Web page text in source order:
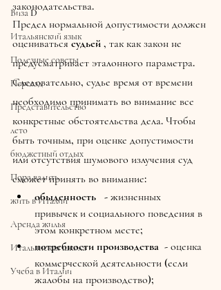
Виза D
Итальянский язык
Полезные советы
Переезд
Представительство
лето
бюджетный отдых
Пора валить
жить в Италии
Аренда жилья
Итальянская школа
Учеба в Италии
законодательства.
Предел нормальной допустимости должен
оцениваться судьей , так как закон не
предусматривает эталонного параметра.
Следовательно, судье время от времени
необходимо принимать во внимание все
конкретные обстоятельства дела. Чтобы
быть точным, при оценке допустимости
или отсутствия шумового излучения суд
сможет принять во внимание:
обыденность   - жизненных
привычек и социального поведения в
этом конкретном месте;
потребности производства
  - оценка
коммерческой деятельности (если
жалобы на производство);